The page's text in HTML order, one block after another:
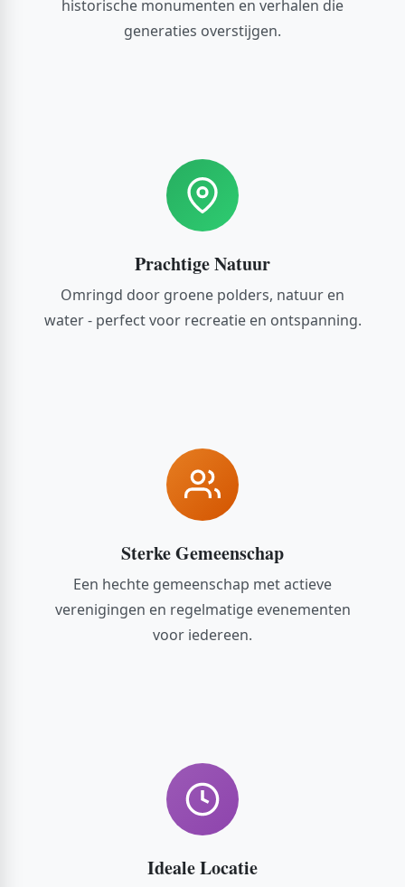
historische monumenten en verhalen die
generaties overstijgen.
Prachtige Natuur
Omringd door groene polders, natuur en
water - perfect voor recreatie en ontspanning.
Sterke Gemeenschap
Een hechte gemeenschap met actieve
verenigingen en regelmatige evenementen
voor iedereen.
Ideale Locatie